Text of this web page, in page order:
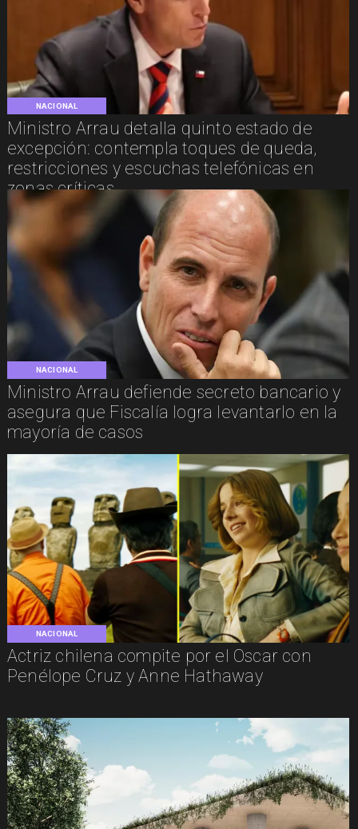
NACIONAL
Ministro Arrau detalla quinto estado de
excepción: contempla toques de queda,
restricciones y escuchas telefónicas en
zonas críticas
NACIONAL
Ministro Arrau defiende secreto bancario y
asegura que Fiscalía logra levantarlo en la
mayoría de casos
NACIONAL
Actriz chilena compite por el Oscar con
Penélope Cruz y Anne Hathaway